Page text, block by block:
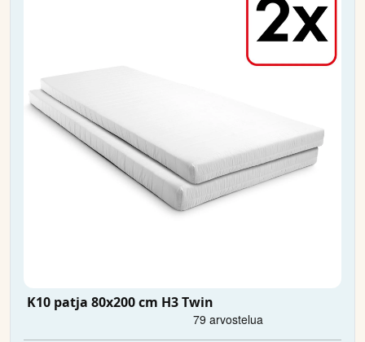
K10 patja 80x200 cm H3 Twin